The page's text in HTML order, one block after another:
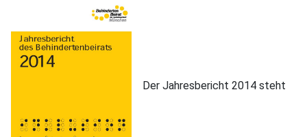
Der Jahresbericht 2014 steht